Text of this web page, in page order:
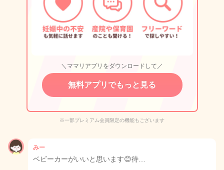
＼ママリアプリをダウンロードして／
無料アプリでもっと見る
※一部プレミアム会員限定の機能もございます
みー
ベビーカーがいいと思います😊待…